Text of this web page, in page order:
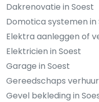
Dakrenovatie in Soest
Domotica systemen in
Elektra aanleggen of
Elektricien in Soest
Garage in Soest
Gereedschaps
Gevel bekleding in